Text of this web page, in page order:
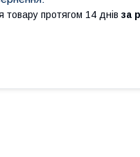
товару протягом 14 днів за